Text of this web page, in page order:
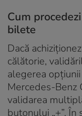
Cum
bilete
Dacă
călătorie,
alegerea
Mercedes-Benz
validarea
butonului „+”.